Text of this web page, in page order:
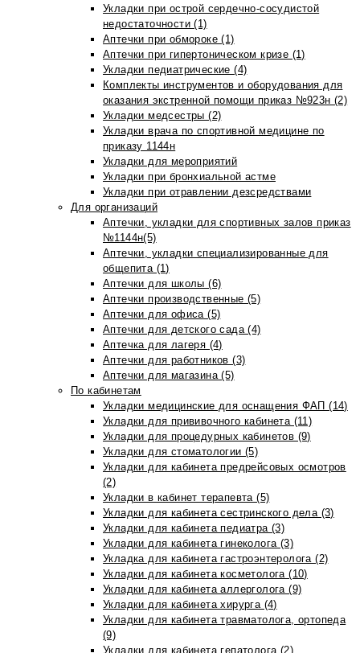
Укладки при острой сердечно-сосудистой
недостаточности (1)
Аптечки при обмороке (1)
Аптечки при гипертоническом кризе (1)
Укладки педиатрические (4)
Комплекты инструментов и оборудования для
оказания экстренной помощи приказ №923н (2)
Укладки медсестры (2)
Укладки врача по спортивной медицине по
приказу 1144н
Укладки для мероприятий
Укладки при бронхиальной астме
Укладки при отравлении дезсредствами
Для организаций
Аптечки, укладки для спортивных залов приказ
№1144н(5)
Аптечки, укладки специализированные для
общепита (1)
Аптечки для школы (6)
Аптечки производственные (5)
Аптечки для офиса (5)
Аптечки для детского сада (4)
Аптечка для лагеря (4)
Аптечки для работников (3)
Аптечки для магазина (5)
По кабинетам
Укладки медицинские для оснащения ФАП (14)
Укладки для прививочного кабинета (11)
Укладки для процедурных кабинетов (9)
Укладки для стоматологии (5)
Укладки для кабинета предрейсовых осмотров
(2)
Укладки в кабинет терапевта (5)
Укладки для кабинета сестринского дела (3)
Укладки для кабинета педиатра (3)
Укладки для кабинета гинеколога (3)
Укладка для кабинета гастроэнтеролога (2)
Укладки для кабинета косметолога (10)
Укладки для кабинета аллерголога (9)
Укладки для кабинета хирурга (4)
Укладки для кабинета травматолога, ортопеда
(9)
Укладки для кабинета гепатолога (2)